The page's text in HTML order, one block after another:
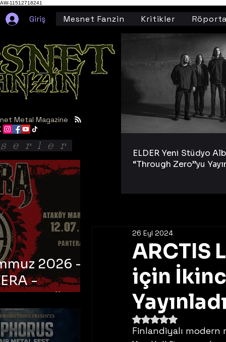
AW-11512718241
Giriş Mesnet Fanzin Kritikler
ARCTIS
için
Yayınladı
26 Eyl 2024
5 üzerinden NaN yıldız
Finlandiyalı modern
Metal Magazine
ELDER Yeni Stüdyo
“Through Zero”yu
2026 -
-
Ataköy
Arena